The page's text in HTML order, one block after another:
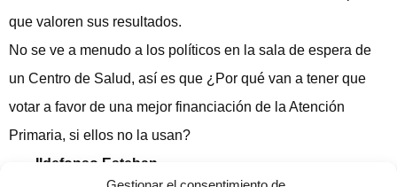
que valoren sus resultados.
No se ve a menudo a los políticos en la sala de espera de
un Centro de Salud, así es que ¿Por qué van a tener que
votar a favor de una mejor financiación de la Atención
Primaria, si ellos no la usan?
Ildefonso Esteban.